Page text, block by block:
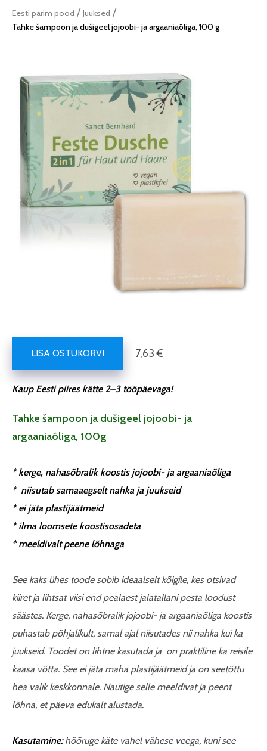
Eesti parim pood / Juuksed /
Tahke šampoon ja dušigeel jojoobi- ja argaaniaõliga, 100 g
LISA OSTUKORVI 7,63 €
Kaup Eesti piires kätte 2–3 tööpäevaga!
Tahke šampoon ja dušigeel jojoobi- ja
argaaniaõliga, 100g
* kerge, nahasõbralik koostis jojoobi- ja argaaniaõliga
* niisutab samaaegselt nahka ja juukseid
* ei jäta plastijäätmeid
* ilma loomsete koostisosadeta
* meeldivalt peene lõhnaga
See kaks ühes toode sobib ideaalselt kõigile, kes otsivad
kiiret ja lihtsat viisi end pealaest jalatallani pesta loodust
säästes. Kerge, nahasõbralik jojoobi- ja argaaniaõliga koostis
puhastab põhjalikult, samal ajal niisutades nii nahka kui ka
juukseid. Toodet on lihtne kasutada ja on praktiline ka reisile
kaasa võtta. See ei jäta maha plastijäätmeid ja on seetõttu
hea valik keskkonnale. Nautige selle meeldivat ja peent
lõhna, et päeva edukalt alustada.
Kasutamine: hõõruge käte vahel vähese veega, kuni see